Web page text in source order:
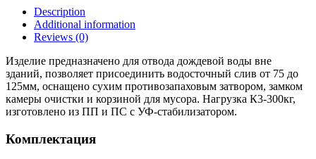
Chudej
dn125/110
черный
quantity
Description
Additional information
Reviews (0)
Изделие предназначено для отвода дождевой воды вне
зданий, позволяет присоединить водосточный слив от 75 до
125мм, оснащено сухим противозапаховым затвором, замком
камеры очистки и корзиной для мусора. Нагрузка К3-300кг,
изготовлено из ПП и ПС с УФ-стабилизатором.
Комплектация